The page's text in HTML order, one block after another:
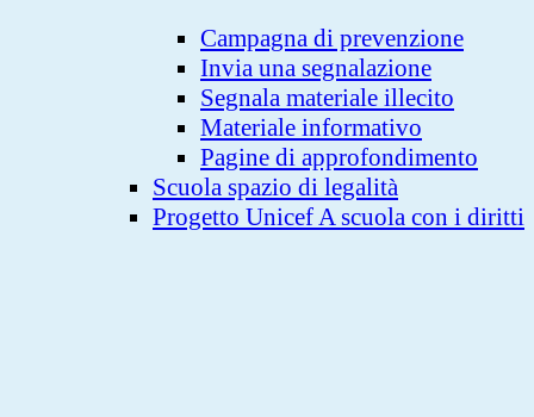
Campagna di prevenzione
Invia una segnalazione
Segnala materiale illecito
Materiale informativo
Pagine di approfondimento
Scuola spazio di legalità
Progetto Unicef A scuola con i diritti